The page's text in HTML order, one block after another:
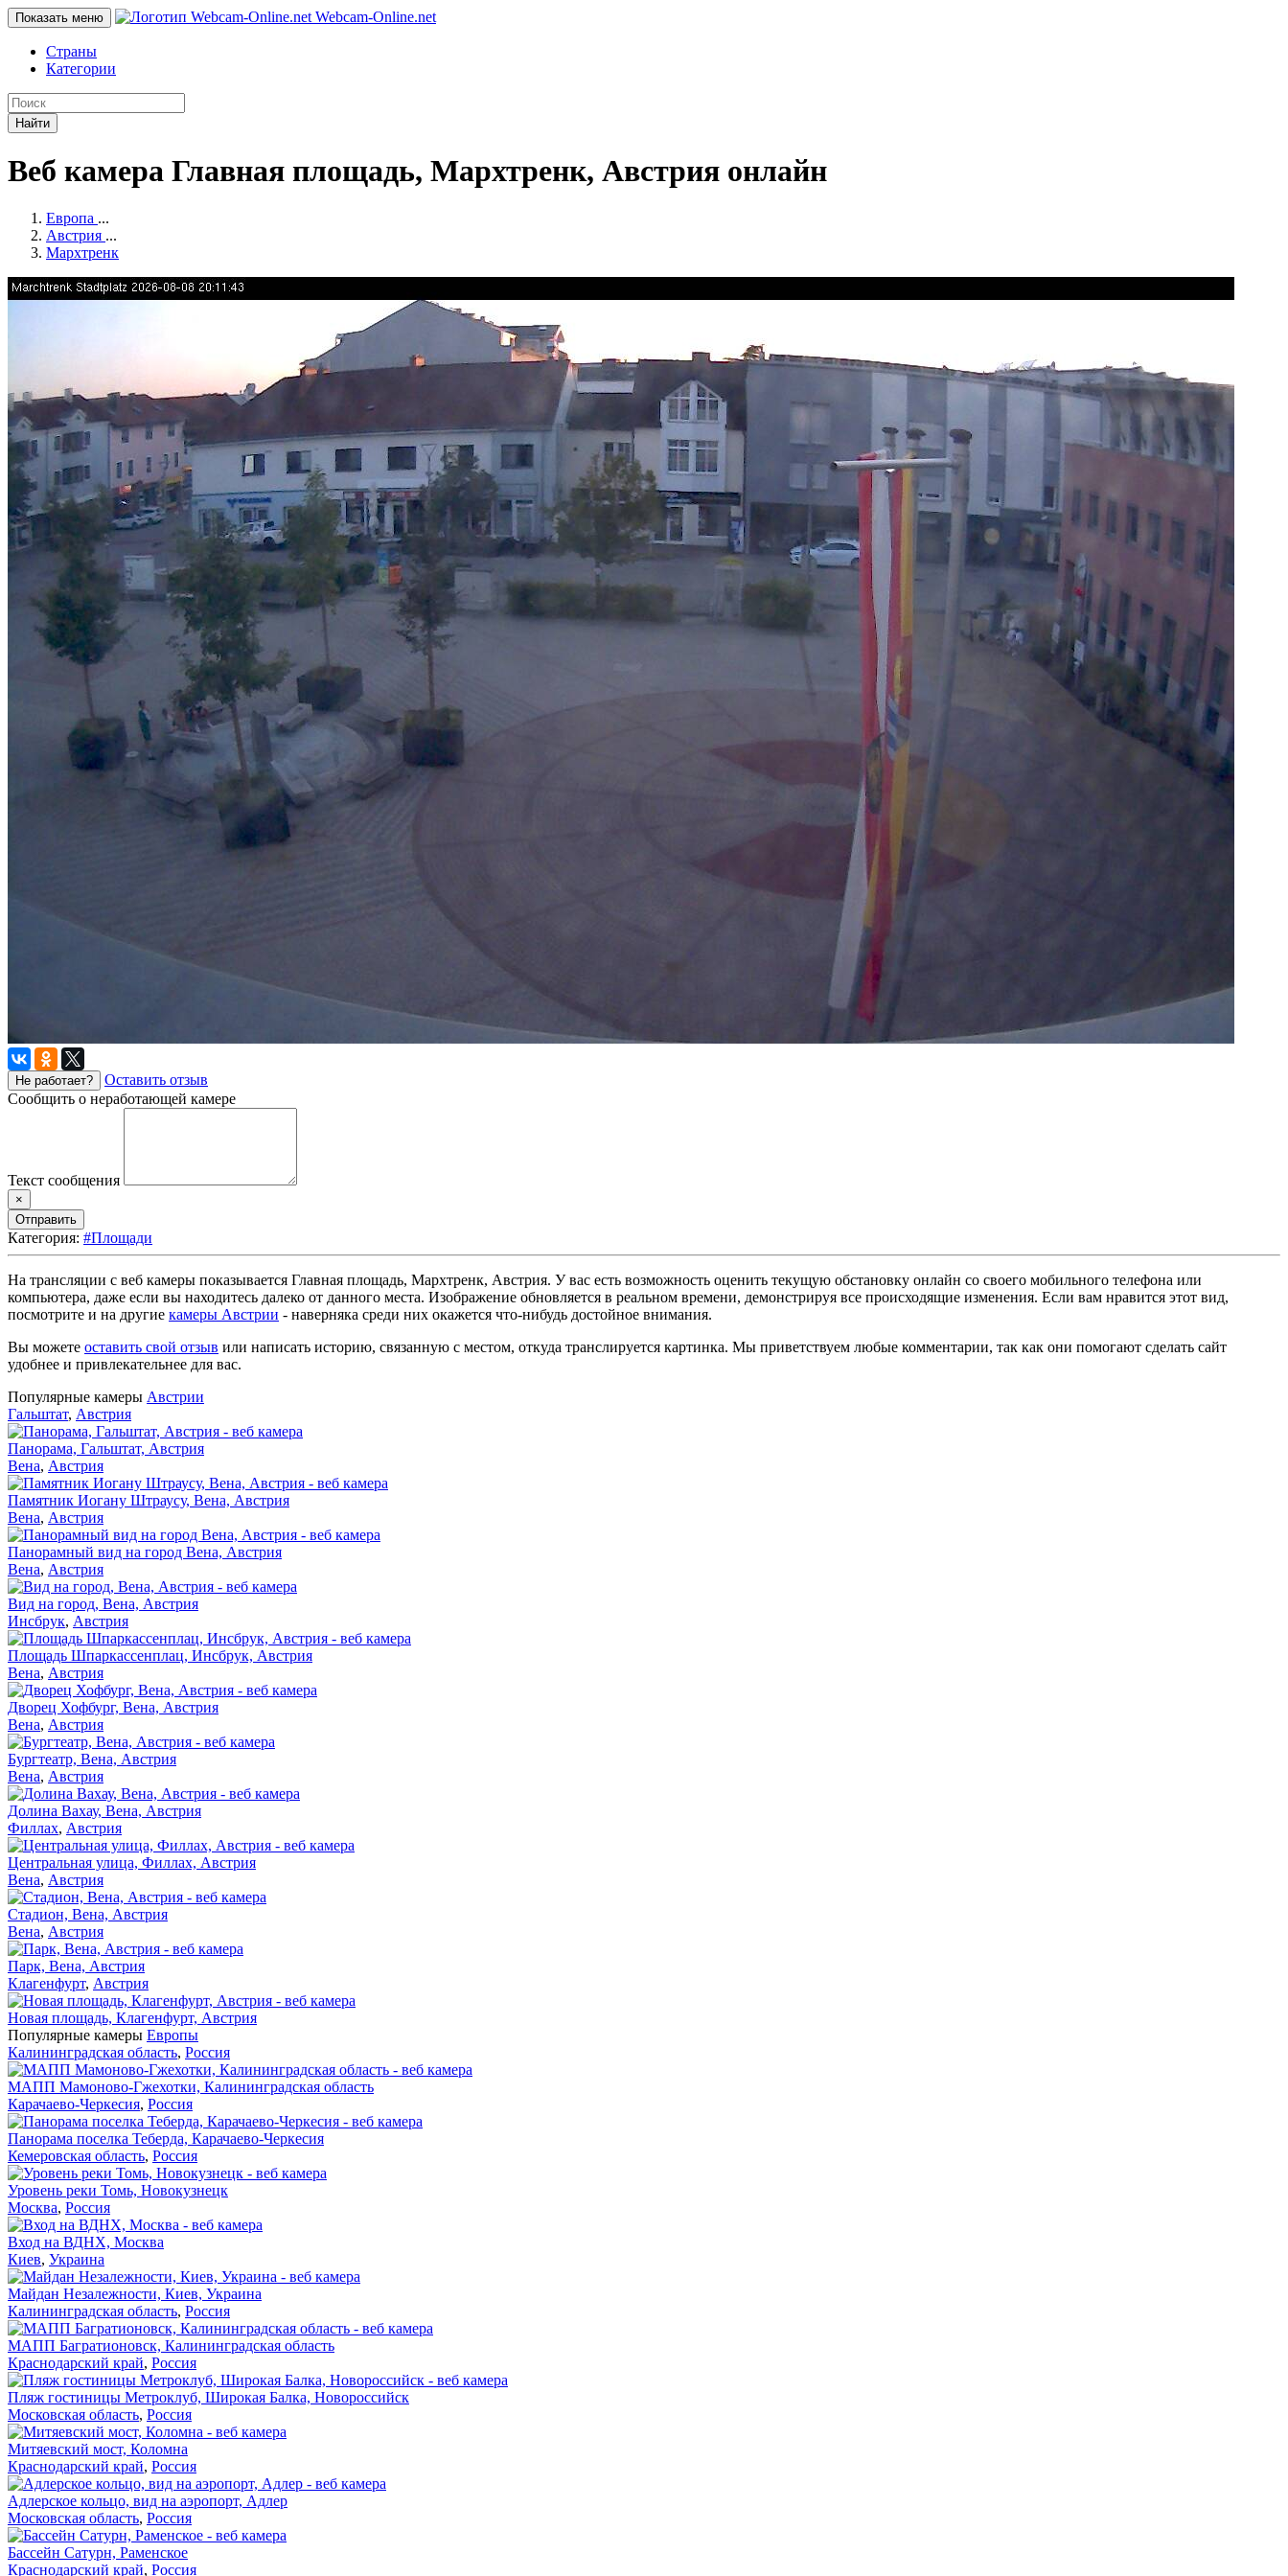
Показать меню Webcam-Online.net
Страны
Категории
Найти
Веб камера Главная площадь, Мархтренк, Австрия онлайн
Европа ...
Австрия ...
Мархтренк
Не работает?
Оставить отзыв
Сообщить о неработающей камере
Текст сообщения
×
Отправить
Категория: #Площади
На трансляции с веб камеры показывается Главная площадь, Мархтренк, Австрия. У вас есть возможность оценить текущую обстановку онлайн со своего мобильного телефона или
компьютера, даже если вы находитесь далеко от данного места. Изображение обновляется в реальном времени, демонстрируя все происходящие изменения. Если вам нравится этот вид,
посмотрите и на другие камеры Австрии - наверняка среди них окажется что-нибудь достойное внимания.
Вы можете оставить свой отзыв или написать историю, связанную с местом, откуда транслируется картинка. Мы приветствуем любые комментарии, так как они помогают сделать сайт
удобнее и привлекательнее для вас.
Популярные камеры Австрии
Гальштат, Австрия
Панорама, Гальштат, Австрия
Вена, Австрия
Памятник Иогану Штраусу, Вена, Австрия
Вена, Австрия
Панорамный вид на город Вена, Австрия
Вена, Австрия
Вид на город, Вена, Австрия
Инсбрук, Австрия
Площадь Шпаркассенплац, Инсбрук, Австрия
Вена, Австрия
Дворец Хофбург, Вена, Австрия
Вена, Австрия
Бургтеатр, Вена, Австрия
Вена, Австрия
Долина Вахау, Вена, Австрия
Филлах, Австрия
Центральная улица, Филлах, Австрия
Вена, Австрия
Стадион, Вена, Австрия
Вена, Австрия
Парк, Вена, Австрия
Клагенфурт, Австрия
Новая площадь, Клагенфурт, Австрия
Популярные камеры Европы
Калининградская область, Россия
МАПП Мамоново-Гжехотки, Калининградская область
Карачаево-Черкесия, Россия
Панорама поселка Теберда, Карачаево-Черкесия
Кемеровская область, Россия
Уровень реки Томь, Новокузнецк
Москва, Россия
Вход на ВДНХ, Москва
Киев, Украина
Майдан Незалежности, Киев, Украина
Калининградская область, Россия
МАПП Багратионовск, Калининградская область
Краснодарский край, Россия
Пляж гостиницы Метроклуб, Широкая Балка, Новороссийск
Московская область, Россия
Митяевский мост, Коломна
Краснодарский край, Россия
Адлерское кольцо, вид на аэропорт, Адлер
Московская область, Россия
Бассейн Сатурн, Раменское
Краснодарский край, Россия